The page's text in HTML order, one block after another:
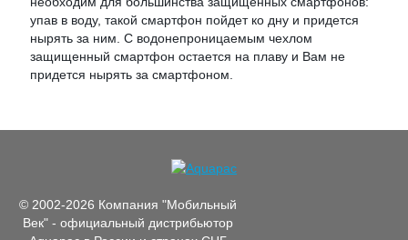
упав в воду, такой смартфон пойдет ко дну и придется
нырять за ним. С водонепроницаемым чехлом
защищенный смартфон остается на плаву и Вам не
придется нырять за смартфоном.
© 2002-2026 Компания "Мобильный
Век" - официальный дистрибьютор